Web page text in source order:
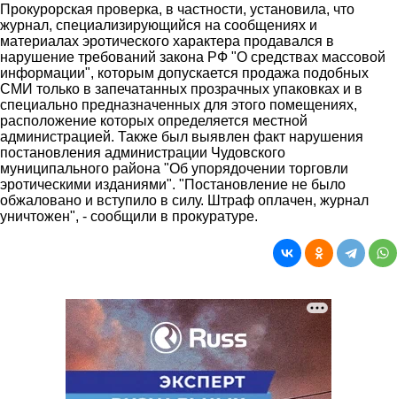
Прокурорская проверка, в частности, установила, что
журнал, специализирующийся на сообщениях и
материалах эротического характера продавался в
нарушение требований закона РФ "О средствах массовой
информации", которым допускается продажа подобных
СМИ только в запечатанных прозрачных упаковках и в
специально предназначенных для этого помещениях,
расположение которых определяется местной
администрацией. Также был выявлен факт нарушения
постановления администрации Чудовского
муниципального района "Об упорядочении торговли
эротическими изданиями". "Постановление не было
обжаловано и вступило в силу. Штраф оплачен, журнал
уничтожен", - сообщили в прокуратуре.